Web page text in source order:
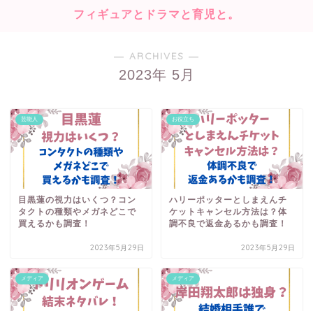
フィギュアとドラマと育児と。
― ARCHIVES ―
2023年 5月
芸能人
目黒蓮の視力はいくつ？コン
タクトの種類やメガネどこで
買えるかも調査！
2023年5月29日
お役立ち
ハリーポッターとしまえんチ
ケットキャンセル方法は？体
調不良で返金あるかも調査！
2023年5月29日
メディア メディア